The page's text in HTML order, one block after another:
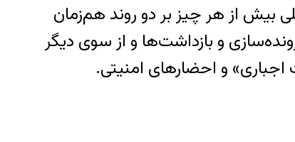
بیش از هر چیز بر دو روند هم‌زمان
و بازداشت‌ها و از سوی دیگر
و احضارهای امنیتی.